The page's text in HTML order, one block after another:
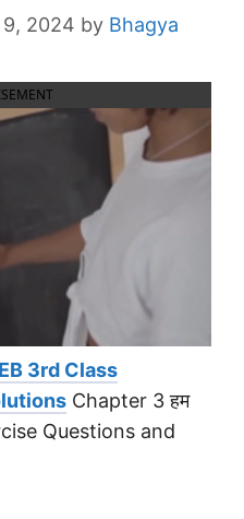
2024 by Bhagya
3rd Class
Chapter 3 हम
Questions and